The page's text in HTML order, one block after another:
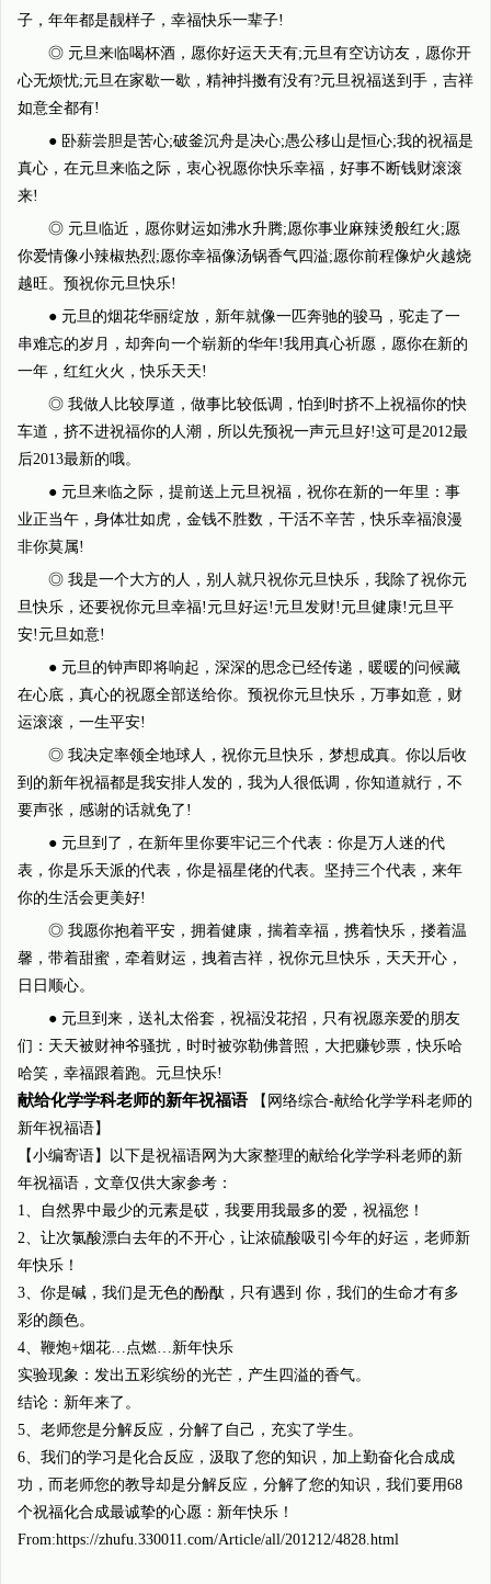
子，年年都是靓样子，幸福快乐一辈子!
◎ 元旦来临喝杯酒，愿你好运天天有;元旦有空访访友，愿你开
心无烦忧;元旦在家歇一歇，精神抖擞有没有?元旦祝福送到手，吉祥
如意全都有!
● 卧薪尝胆是苦心;破釜沉舟是决心;愚公移山是恒心;我的祝福是
真心，在元旦来临之际，衷心祝愿你快乐幸福，好事不断钱财滚滚
来!
◎ 元旦临近，愿你财运如沸水升腾;愿你事业麻辣烫般红火;愿
你爱情像小辣椒热烈;愿你幸福像汤锅香气四溢;愿你前程像炉火越烧
越旺。预祝你元旦快乐!
● 元旦的烟花华丽绽放，新年就像一匹奔驰的骏马，驼走了一
串难忘的岁月，却奔向一个崭新的华年!我用真心祈愿，愿你在新的
一年，红红火火，快乐天天!
◎ 我做人比较厚道，做事比较低调，怕到时挤不上祝福你的快
车道，挤不进祝福你的人潮，所以先预祝一声元旦好!这可是2012最
后2013最新的哦。
● 元旦来临之际，提前送上元旦祝福，祝你在新的一年里：事
业正当午，身体壮如虎，金钱不胜数，干活不辛苦，快乐幸福浪漫
非你莫属!
◎ 我是一个大方的人，别人就只祝你元旦快乐，我除了祝你元
旦快乐，还要祝你元旦幸福!元旦好运!元旦发财!元旦健康!元旦平
安!元旦如意!
● 元旦的钟声即将响起，深深的思念已经传递，暖暖的问候藏
在心底，真心的祝愿全部送给你。预祝你元旦快乐，万事如意，财
运滚滚，一生平安!
◎ 我决定率领全地球人，祝你元旦快乐，梦想成真。你以后收
到的新年祝福都是我安排人发的，我为人很低调，你知道就行，不
要声张，感谢的话就免了!
● 元旦到了，在新年里你要牢记三个代表：你是万人迷的代
表，你是乐天派的代表，你是福星佬的代表。坚持三个代表，来年
你的生活会更美好!
◎ 我愿你抱着平安，拥着健康，揣着幸福，携着快乐，搂着温
馨，带着甜蜜，牵着财运，拽着吉祥，祝你元旦快乐，天天开心，
日日顺心。
● 元旦到来，送礼太俗套，祝福没花招，只有祝愿亲爱的朋友
们：天天被财神爷骚扰，时时被弥勒佛普照，大把赚钞票，快乐哈
哈笑，幸福跟着跑。元旦快乐!
献给化学学科老师的新年祝福语 【网络综合-献给化学学科老师的
新年祝福语】
【小编寄语】以下是祝福语网为大家整理的献给化学学科老师的新
年祝福语，文章仅供大家参考：
1、自然界中最少的元素是砹，我要用我最多的爱，祝福您！
2、让次氯酸漂白去年的不开心，让浓硫酸吸引今年的好运，老师新
年快乐！
3、你是碱，我们是无色的酚酞，只有遇到 你，我们的生命才有多
彩的颜色。
4、鞭炮+烟花…点燃…新年快乐
实验现象：发出五彩缤纷的光芒，产生四溢的香气。
结论：新年来了。
5、老师您是分解反应，分解了自己，充实了学生。
6、我们的学习是化合反应，汲取了您的知识，加上勤奋化合成成
功，而老师您的教导却是分解反应，分解了您的知识，我们要用68
个祝福化合成最诚挚的心愿：新年快乐！
From:https://zhufu.330011.com/Article/all/201212/4828.html